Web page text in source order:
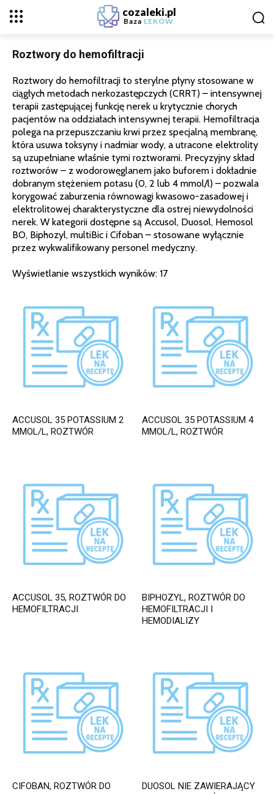
cozaleki.pl
Baza LEKÓW
Roztwory do hemofiltracji
Roztwory do hemofiltracji to sterylne płyny stosowane w
ciągłych metodach nerkozastępczych (CRRT) – intensywnej
terapii zastępującej funkcję nerek u krytycznie chorych
pacjentów na oddziałach intensywnej terapii. Hemofiltracja
polega na przepuszczaniu krwi przez specjalną membranę,
która usuwa toksyny i nadmiar wody, a utracone elektrolity
są uzupełniane właśnie tymi roztworami. Precyzyjny skład
roztworów – z wodorowęglanem jako buforem i dokładnie
dobranym stężeniem potasu (0, 2 lub 4 mmol/l) – pozwala
korygować zaburzenia równowagi kwasowo-zasadowej i
elektrolitowej charakterystyczne dla ostrej niewydolności
nerek. W kategorii dostępne są Accusol, Duosol, Hemosol
BO, Biphozyl, multiBic i Cifoban – stosowane wyłącznie
przez wykwalifikowany personel medyczny.
Wyświetlanie wszystkich wyników: 17
ACCUSOL 35 POTASSIUM 2
MMOL/L, ROZTWÓR
ACCUSOL 35 POTASSIUM 4
MMOL/L, ROZTWÓR
ACCUSOL 35, ROZTWÓR DO
HEMOFILTRACJI
BIPHOZYL, ROZTWÓR DO
HEMOFILTRACJI I
HEMODIALIZY
CIFOBAN, ROZTWÓR DO
DUOSOL NIE ZAWIERAJĄCY